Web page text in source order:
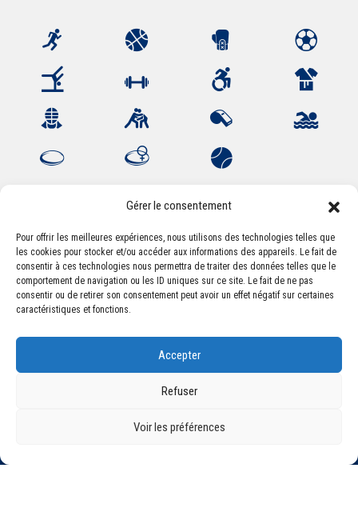
Gérer le consentement
Pour offrir les meilleures expériences, nous utilisons des technologies telles que
les cookies pour stocker et/ou accéder aux informations des appareils. Le fait de
consentir à ces technologies nous permettra de traiter des données telles que le
comportement de navigation ou les ID uniques sur ce site. Le fait de ne pas
consentir ou de retirer son consentement peut avoir un effet négatif sur certaines
caractéristiques et fonctions.
Accepter
Refuser
Voir les préférences
Association Sportive Montferrandaise
84, boulevard Léon Jouhaux
CS 80221 - 63021 Clermont-Ferrand Cedex 2
accueil@asm-omnisports.com